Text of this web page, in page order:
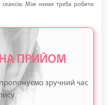
сеансів. Між ними треба робити
ПРИЙОМ
зручний час